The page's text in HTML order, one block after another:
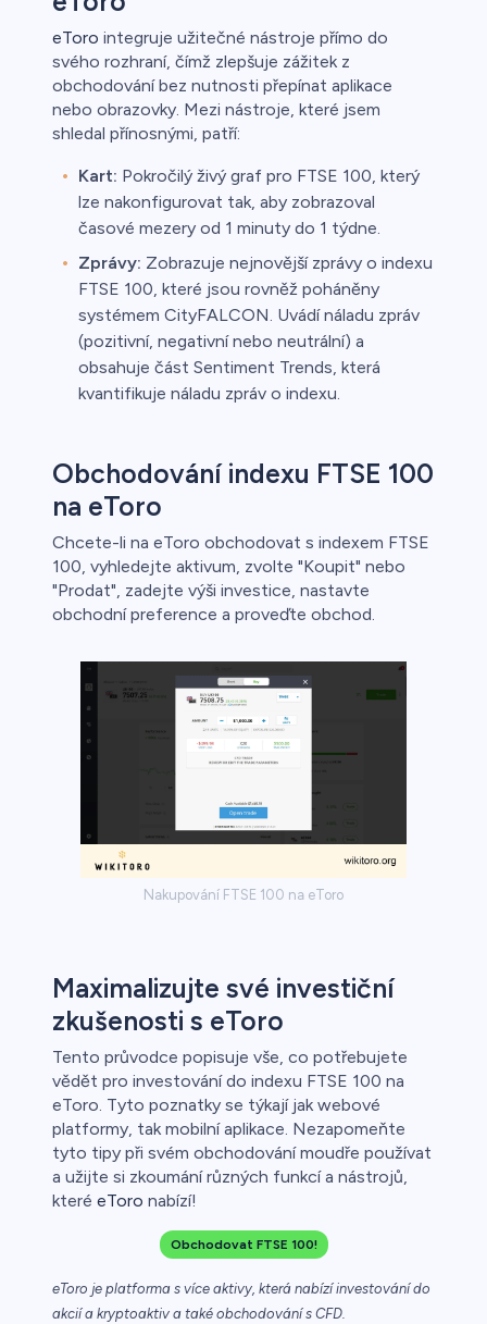
eToro integruje užitečné nástroje přímo do
svého rozhraní, čímž zlepšuje zážitek z
obchodování bez nutnosti přepínat aplikace
nebo obrazovky. Mezi nástroje, které jsem
shledal přínosnými, patří:
Kart: Pokročilý živý graf pro FTSE 100, který
lze nakonfigurovat tak, aby zobrazoval
časové mezery od 1 minuty do 1 týdne.
Zprávy: Zobrazuje nejnovější zprávy o indexu
FTSE 100, které jsou rovněž poháněny
systémem CityFALCON. Uvádí náladu zpráv
(pozitivní, negativní nebo neutrální) a
obsahuje část Sentiment Trends, která
kvantifikuje náladu zpráv o indexu.
Obchodování indexu FTSE 100
na eToro
Chcete-li na eToro obchodovat s indexem FTSE
100, vyhledejte aktivum, zvolte "Koupit" nebo
"Prodat", zadejte výši investice, nastavte
obchodní preference a proveďte obchod.
Nakupování FTSE 100 na eToro
Maximalizujte své investiční
zkušenosti s eToro
Tento průvodce popisuje vše, co potřebujete
vědět pro investování do indexu FTSE 100 na
eToro. Tyto poznatky se týkají jak webové
platformy, tak mobilní aplikace. Nezapomeňte
tyto tipy při svém obchodování moudře používat
a užijte si zkoumání různých funkcí a nástrojů,
které eToro nabízí!
Obchodovat FTSE 100!
eToro je platforma s více aktivy, která nabízí investování do
akcií a kryptoaktiv a také obchodování s CFD.